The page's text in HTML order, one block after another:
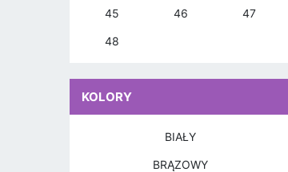
45 46 47
48
KOLORY
BIAŁY
BRĄZOWY